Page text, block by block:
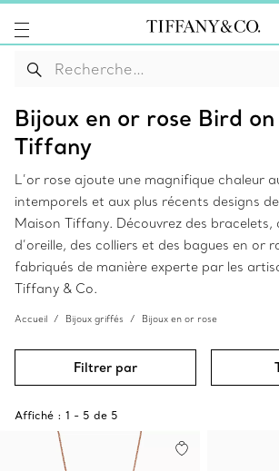
Bijoux en or rose Bird
Tiffany
L’or rose ajoute une magnifique chaleur
intemporels et aux plus récents designs
Maison Tiffany. Découvrez des bracelets,
d’oreille, des colliers et des bagues en or
fabriqués de manière experte par les
Tiffany & Co.
Accueil Bijoux griffés Bijoux en or rose
Filtrer par
Affiché : 1 - 5 de 5